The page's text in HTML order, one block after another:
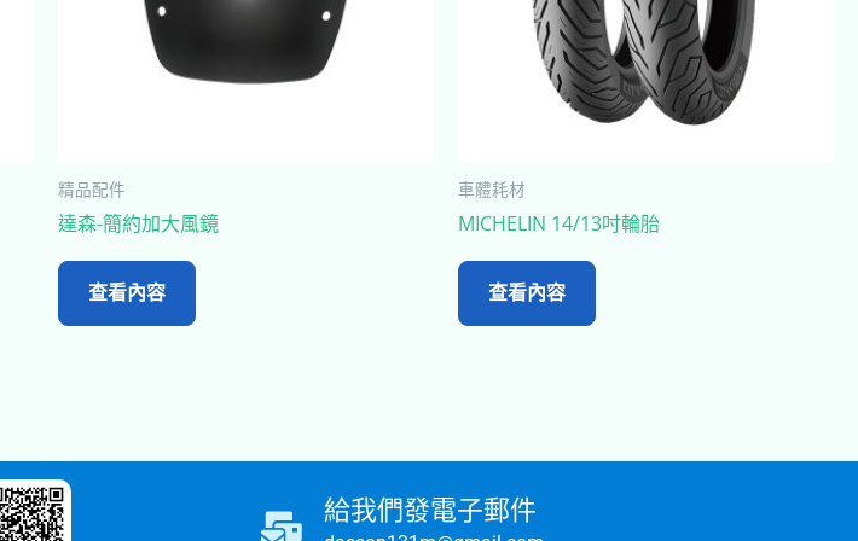
精品配件
達森-簡約加大風鏡
查看內容
車體耗材
MICHELIN 14/13吋輪胎
查看內容
給我們發電子郵件